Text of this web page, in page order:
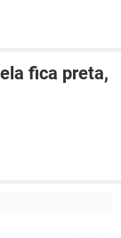
fica preta,